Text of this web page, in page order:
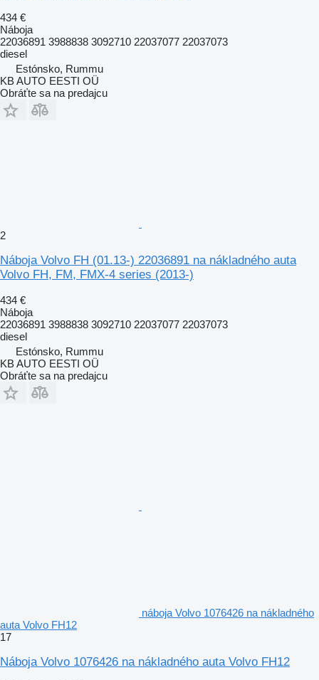
434 €
Náboja
22036891 3988838 3092710 22037077 22037073
diesel
Estónsko, Rummu
KB AUTO EESTI OÜ
Obráťte sa na predajcu
2
Náboja Volvo FH (01.13-) 22036891 na nákladného auta
Volvo FH, FM, FMX-4 series (2013-)
434 €
Náboja
22036891 3988838 3092710 22037077 22037073
diesel
Estónsko, Rummu
KB AUTO EESTI OÜ
Obráťte sa na predajcu
náboja Volvo 1076426 na nákladného
auta Volvo FH12
17
Náboja Volvo 1076426 na nákladného auta Volvo FH12